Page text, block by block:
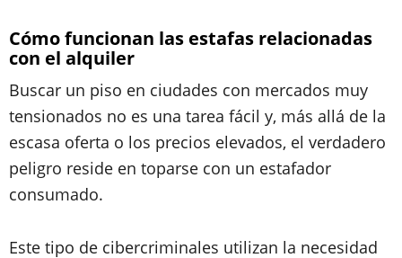
Cómo funcionan las estafas relacionadas
con el alquiler
Buscar un piso en ciudades con mercados muy
tensionados no es una tarea fácil y, más allá de la
escasa oferta o los precios elevados, el verdadero
peligro reside en toparse con un estafador
consumado.
Este tipo de cibercriminales utilizan la necesidad